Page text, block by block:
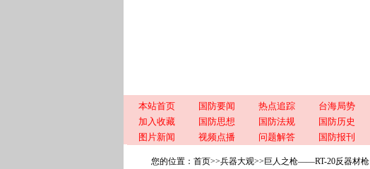
本站首页 国防要闻 热点追踪 台海局势
加入收藏
国防思想 国防法规 国防历史
图片新闻
视频点播 问题解答 国防报刊
您的位置： 首页>>兵器大观>> 巨人之枪——RT-20反器材枪